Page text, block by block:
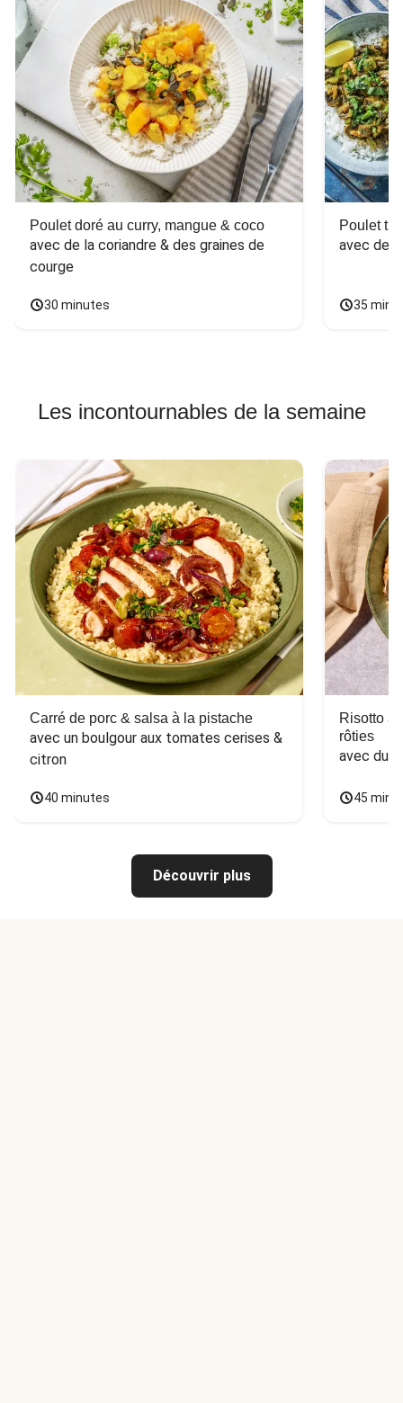
Poulet doré au curry, mangue & coco
avec de la coriandre & des graines de
courge
30 minutes
Poulet
avec des
35
Les incontournables de la semaine
Carré de porc & salsa à la pistache
avec un boulgour aux tomates cerises &
citron
40 minutes
Risotto
rôties
avec du
45
Découvrir plus